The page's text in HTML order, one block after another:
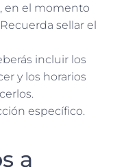
en el momento
sellar el
incluir los
y los horarios
específico.
a